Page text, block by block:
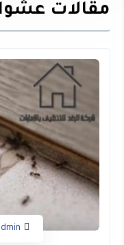
مقالات